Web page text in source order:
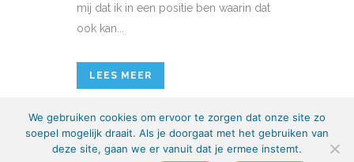
mij dat ik in een positie ben waarin dat
ook kan...
LEES MEER
We gebruiken cookies om ervoor te zorgen dat onze site zo
soepel mogelijk draait. Als je doorgaat met het gebruiken van
deze site, gaan we er vanuit dat je ermee instemt.